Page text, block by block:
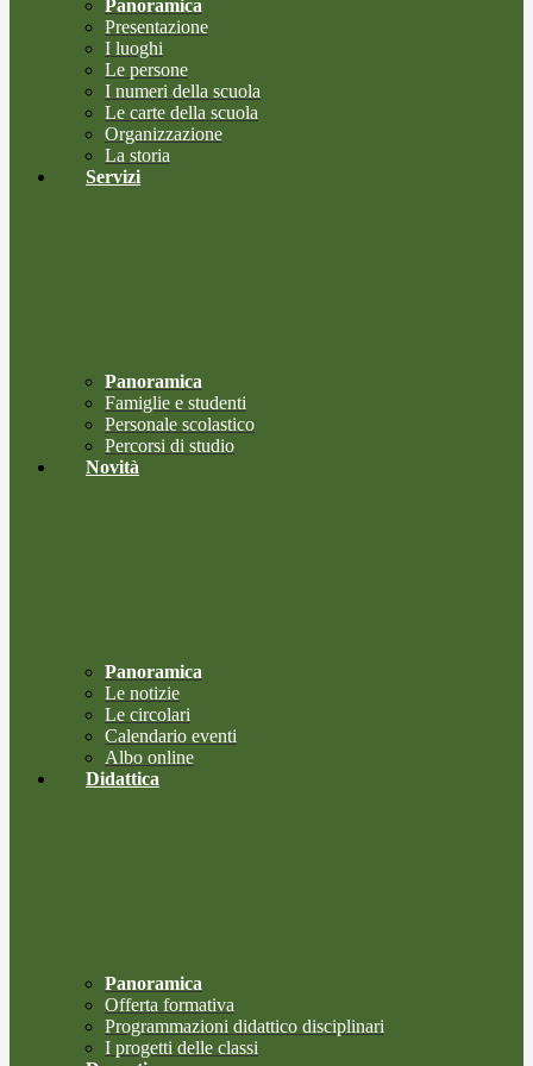
Panoramica
Presentazione
I luoghi
Le persone
I numeri della scuola
Le carte della scuola
Organizzazione
La storia
Servizi
Panoramica
Famiglie e studenti
Personale scolastico
Percorsi di studio
Novità
Panoramica
Le notizie
Le circolari
Calendario eventi
Albo online
Didattica
Panoramica
Offerta formativa
Programmazioni didattico disciplinari
I progetti delle classi